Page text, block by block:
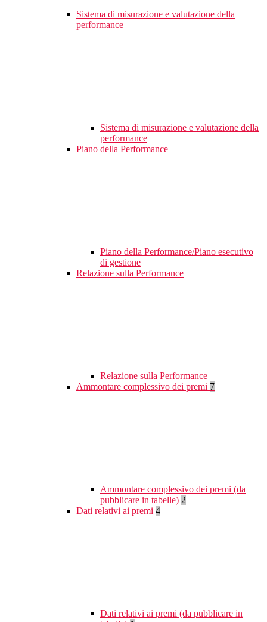
Sistema di misurazione e valutazione della
performance
Sistema di misurazione e valutazione della
performance
Piano della Performance
Piano della Performance/Piano esecutivo
di gestione
Relazione sulla Performance
Relazione sulla Performance
Ammontare complessivo dei premi 7
Ammontare complessivo dei premi (da
pubblicare in tabelle) 2
Dati relativi ai premi 4
Dati relativi ai premi (da pubblicare in